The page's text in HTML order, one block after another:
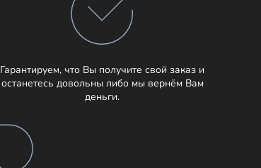
Гарантируем, что Вы получите свой заказ и
останетесь довольны либо мы вернём Вам
деньги.